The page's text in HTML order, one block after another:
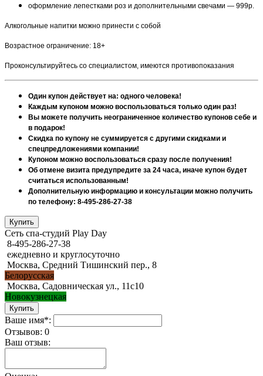
оформление лепестками роз и дополнительными свечами — 999р.
Алкогольные напитки можно принести с собой
Возрастное ограничение: 18+
Проконсультируйтесь со специалистом, имеются противопоказания
Один купон действует на: одного человека!
Каждым купоном можно воспользоваться только один раз!
Вы можете получить неограниченное количество купонов себе и
в подарок!
Скидка по купону не суммируется с другими скидками и
спецпредложениями компании!
Купоном можно воспользоваться сразу после получения!
Об отмене визита предупредите за 24 часа, иначе купон будет
считаться использованным!
Дополнительную информацию и консультации можно получить
по телефону: 8-495-286-27-38
Сеть спа-студий Play Day
8-495-286-27-38
ежедневно и круглосуточно
Москва, Средний Тишинский пер., 8
Белорусская
Москва, Садовническая ул., 11с10
Новокузнецкая
Ваше имя*:
Отзывов: 0
Ваш отзыв: